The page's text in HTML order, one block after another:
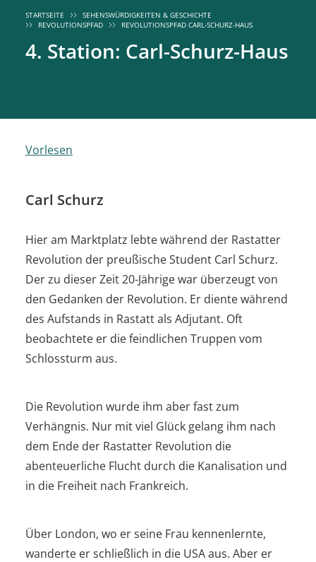
STARTSEITE
SEHENSWÜRDIGKEITEN & GESCHICHTE
REVOLUTIONSPFAD
REVOLUTIONSPFAD CARL-SCHURZ-HAUS
4. Station: Carl-Schurz-Haus
Vorlesen
Carl Schurz
Hier am Marktplatz lebte während der Rastatter
Revolution der preußische Student Carl Schurz.
Der zu dieser Zeit 20-Jährige war überzeugt von
den Gedanken der Revolution. Er diente während
des Aufstands in Rastatt als Adjutant. Oft
beobachtete er die feindlichen Truppen vom
Schlossturm aus.
Die Revolution wurde ihm aber fast zum
Verhängnis. Nur mit viel Glück gelang ihm nach
dem Ende der Rastatter Revolution die
abenteuerliche Flucht durch die Kanalisation und
in die Freiheit nach Frankreich.
Über London, wo er seine Frau kennenlernte,
wanderte er schließlich in die USA aus. Aber er